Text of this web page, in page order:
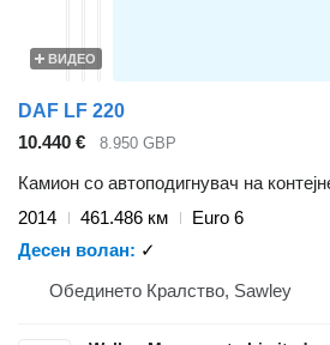
ВИДЕО
DAF LF 220
10.440 €
8.950 GBP
Камион со автоподигнувач на
2014
461.486 км
Euro 6
Десен волан
✓
Обединето Кралство, Sawley